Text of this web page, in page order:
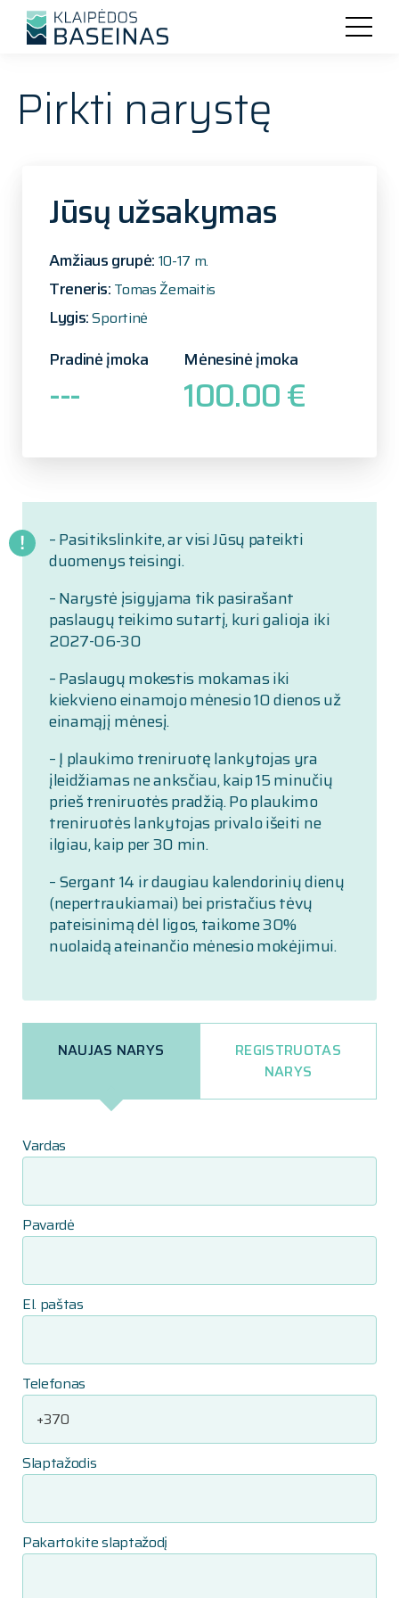
Pirkti narystę
NAUJAS NARYS
REGISTRUOTAS
NARYS
Vardas
Pavardė
El. paštas
Telefonas
Slaptažodis
Pakartokite slaptažodį
Jūsų užsakymas
Amžiaus grupė: 10-17 m.
Treneris: Tomas Žemaitis
Lygis:Sportinė
Pradinė įmoka
---
Mėnesinė įmoka
100.00 €
– Pasitikslinkite, ar visi Jūsų pateikti
duomenys teisingi.
– Narystė įsigyjama tik pasirašant
paslaugų teikimo sutartį, kuri galioja iki
2027-06-30
– Paslaugų mokestis mokamas iki
kiekvieno einamojo mėnesio 10 dienos už
einamąjį mėnesį.
– Į plaukimo treniruotę lankytojas yra
įleidžiamas ne anksčiau, kaip 15 minučių
prieš treniruotės pradžią. Po plaukimo
treniruotės lankytojas privalo išeiti ne
ilgiau, kaip per 30 min.
– Sergant 14 ir daugiau kalendorinių dienų
(nepertraukiamai) bei pristačius tėvų
pateisinimą dėl ligos, taikome 30%
nuolaidą ateinančio mėnesio mokėjimui.